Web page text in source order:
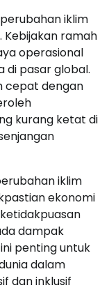
iklim
Kebijakan ramah
operasional
di pasar global.
cepat dengan
kurang ketat di
iklim
ekonomi
dampak
penting untuk
dalam
dan inklusif